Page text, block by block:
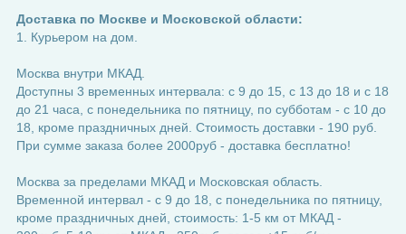
Доставка по Москве и Московской области:
1. Курьером на дом.
Москва внутри МКАД.
Доступны 3 временных интервала: с 9 до 15, с 13 до 18 и с 18
до 21 часа, с понедельника по пятницу, по субботам - с 10 до
18, кроме праздничных дней. Стоимость доставки - 190 руб.
При сумме заказа более 2000руб - доставка бесплатно!
Москва за пределами МКАД и Московская область.
Временной интервал - с 9 до 18, с понедельника по пятницу,
кроме праздничных дней, стоимость: 1-5 км от МКАД -